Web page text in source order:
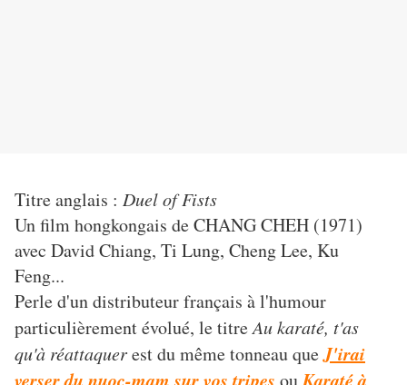
Titre anglais : Duel of Fists
Un film hongkongais de CHANG CHEH (1971)
avec David Chiang, Ti Lung, Cheng Lee, Ku
Feng...
Perle d'un distributeur français à l'humour
particulièrement évolué, le titreAu karaté, t'as
qu'à réattaquerest du même tonneau queJ'irai
verser du nuoc-mam sur vos tripes
Karaté à